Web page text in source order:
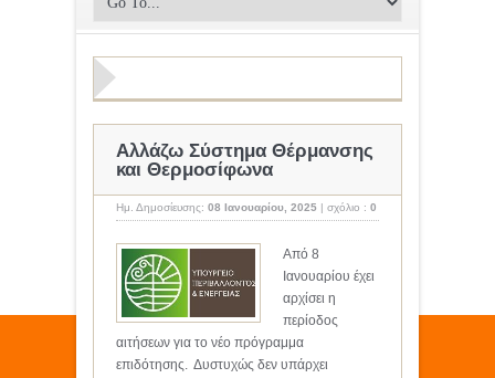
Αλλάζω Σύστημα Θέρμανσης
και Θερμοσίφωνα
Ημ. Δημοσίευσης: 08 Ιανουαρίου, 2025 | σχόλιο : 0
Από 8
Ιανουαρίου έχει
αρχίσει η
περίοδος
αιτήσεων για το νέο πρόγραμμα
επιδότησης. Δυστυχώς δεν υπάρχει